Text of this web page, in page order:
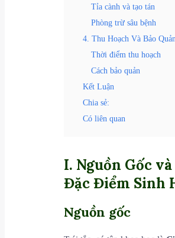
Tỉa cành và tạo tán
Phòng trừ sâu bệnh
4. Thu Hoạch Và Bảo Quản
Thời điểm thu hoạch
Cách bảo quản
Kết Luận
Chia sẻ:
Có liên quan
I. Nguồn Gốc và
Đặc Điểm Sinh
Nguồn gốc